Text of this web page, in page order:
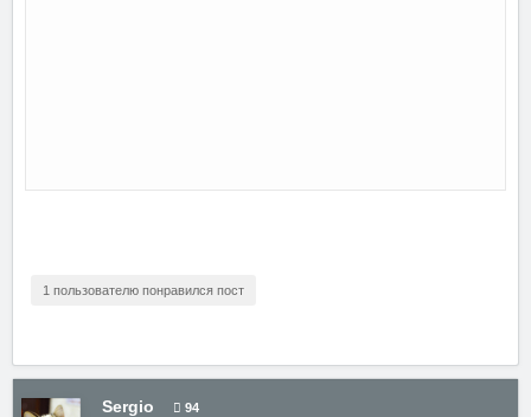
1 пользователю понравился пост
Sergio 94